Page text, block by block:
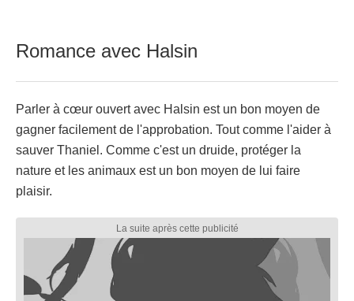
Romance avec Halsin
Parler à cœur ouvert avec Halsin est un bon moyen de
gagner facilement de l'approbation. Tout comme l'aider à
sauver Thaniel. Comme c'est un druide, protéger la
nature et les animaux est un bon moyen de lui faire
plaisir.